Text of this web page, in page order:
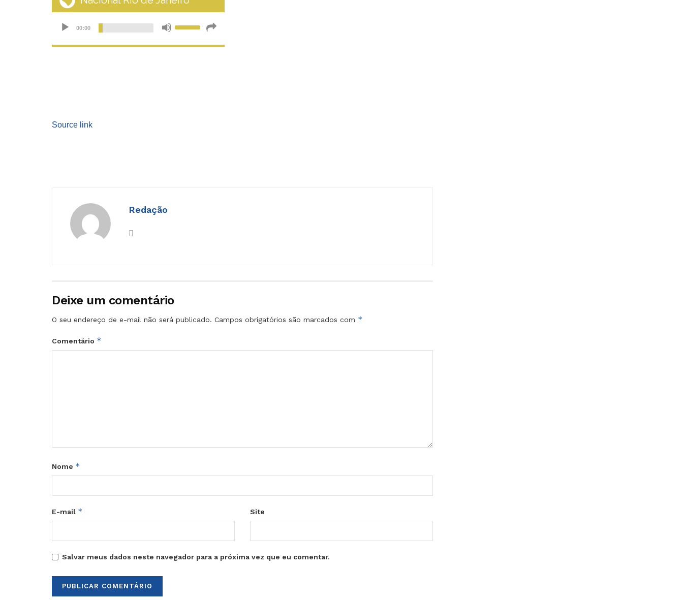
Source link
Redação
Deixe um comentário
O seu endereço de e-mail não será publicado. Campos obrigatórios são marcados com *
Comentário *
Nome *
E-mail * Site
Salvar meus dados neste navegador para a próxima vez que eu comentar.